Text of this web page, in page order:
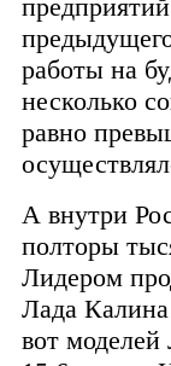
работы на
несколько
равно
А внутри
полторы
Лидером
Лада
вот моделей